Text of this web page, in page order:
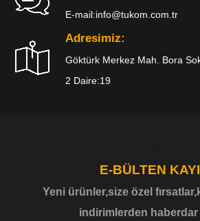
E-mail:info@tukom.com.tr
Adresimiz:
Göktürk Merkez Mah. Bora
2 Daire:19
E-BÜLTEN
Yeni ürünler,size özel
indirimlerden haberdar